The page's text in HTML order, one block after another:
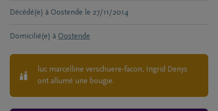
Décédé(e) à Oostende le 27/11/2014
Domicilié(e) à Oostende
luc marcelline verschuere-facon, Ingrid Denys
ont allumé une bougie.